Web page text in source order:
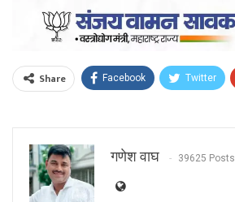
Share Facebook Twitter
गणेश वाघ 39625 Posts